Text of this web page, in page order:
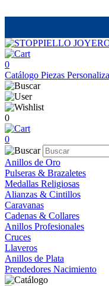
0
Catálogo Piezas
0
0
Anillos de Oro
Pulseras & Brazaletes
Medallas Religiosas
Alianzas & Cintillos
Caravanas
Cadenas & Collares
Anillos Profesionales
Cruces
Llaveros
Anillos de Plata
Prendedores Nacimiento